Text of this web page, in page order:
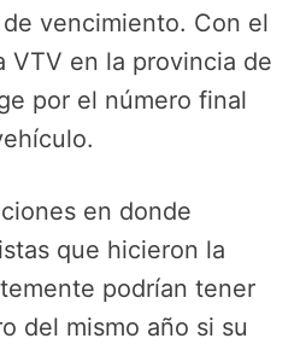
vencimiento. Con el
VTV en la provincia de
por el número final
en donde
que hicieron la
podrían tener
del mismo año si su